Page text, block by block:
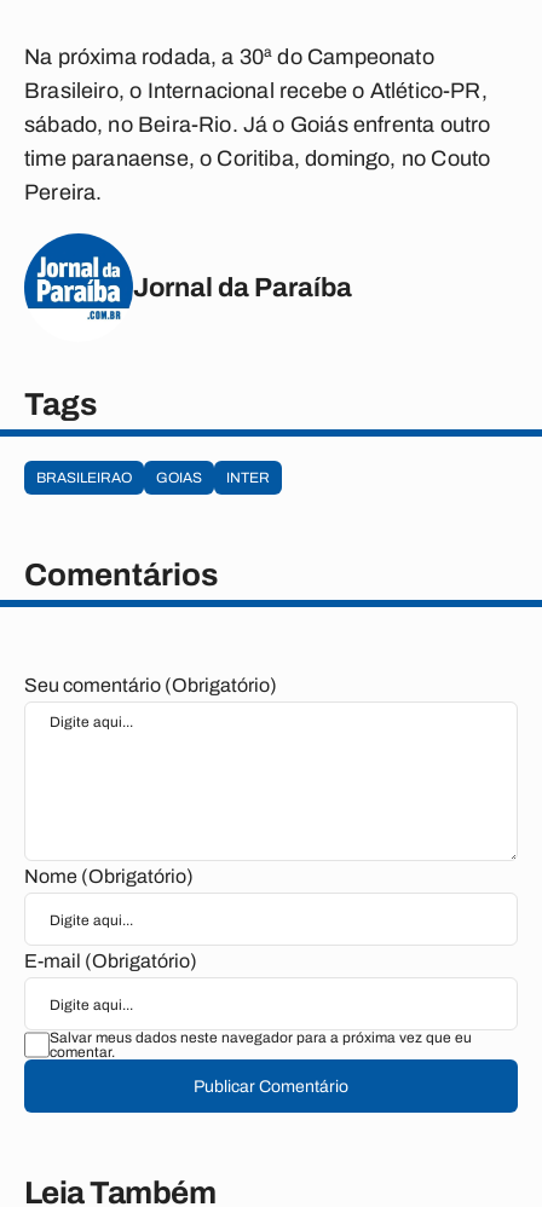
Na próxima rodada, a 30ª do Campeonato
Brasileiro, o Internacional recebe o Atlético-PR,
sábado, no Beira-Rio. Já o Goiás enfrenta outro
time paranaense, o Coritiba, domingo, no Couto
Pereira.
Jornal da Paraíba
Tags
BRASILEIRAO GOIAS INTER
Comentários
Seu comentário (Obrigatório)
Nome (Obrigatório)
E-mail (Obrigatório)
Salvar meus dados neste navegador para a próxima vez que eu
comentar.
Publicar Comentário
Leia Também